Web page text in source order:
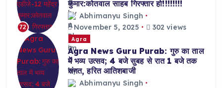
72
कुमार:कोतवाल साहब गिरफ्तार हो!!!!!!!!
Abhimanyu Singh
November 5, 2025
302 views
Agra
Agra News Guru Purab: गुरु का ताल
में भव्य उत्सव; 4 बजे सुबह से रात 1 बजे तक
संगत, हरित आतिशबाजी
Abhimanyu Singh